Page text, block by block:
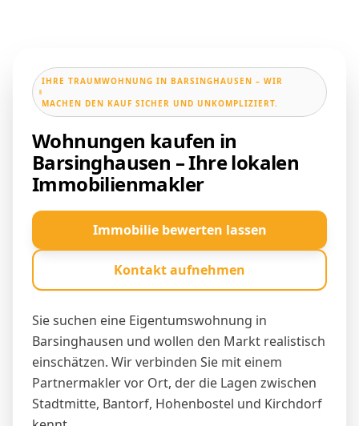
IHRE TRAUMWOHNUNG IN BARSINGHAUSEN – WIR
MACHEN DEN KAUF SICHER UND UNKOMPLIZIERT.
Wohnungen kaufen in
Barsinghausen – Ihre lokalen
Immobilienmakler
Sie suchen eine Eigentumswohnung in
Barsinghausen und wollen den Markt realistisch
einschätzen. Wir verbinden Sie mit einem
Partnermakler vor Ort, der die Lagen zwischen
Stadtmitte, Bantorf, Hohenbostel und Kirchdorf
Immobilie bewerten lassen
Kontakt aufnehmen